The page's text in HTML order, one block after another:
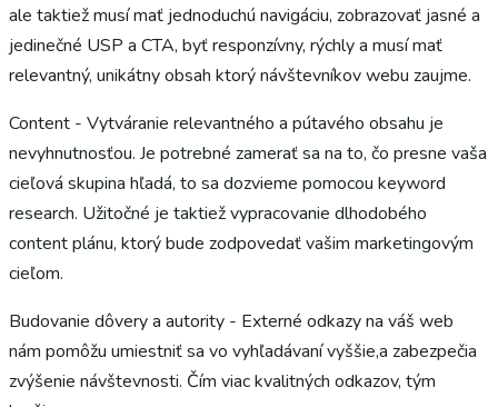
ale taktiež musí mať jednoduchú navigáciu, zobrazovať jasné a
jedinečné USP a CTA, byť responzívny, rýchly a musí mať
relevantný, unikátny obsah ktorý návštevníkov webu zaujme.
Content - Vytváranie relevantného a pútavého obsahu je
nevyhnutnosťou. Je potrebné zamerať sa na to, čo presne vaša
cieľová skupina hľadá, to sa dozvieme pomocou keyword
research. Užitočné je taktiež vypracovanie dlhodobého
content plánu, ktorý bude zodpovedať vašim marketingovým
cieľom.
Budovanie dôvery a autority - Externé odkazy na váš web
nám pomôžu umiestniť sa vo vyhľadávaní vyššie,a zabezpečia
zvýšenie návštevnosti. Čím viac kvalitných odkazov, tým